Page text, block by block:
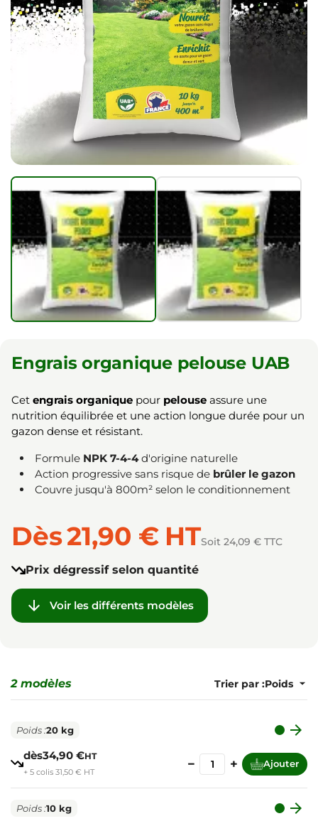
Engrais organique pelouse UAB
Cet engrais organique pour pelouse assure une
nutrition équilibrée et une action longue durée pour un
gazon dense et résistant.
Formule NPK 7-4-4d'origine naturelle
Action progressive sans risque de brûler le gazon
Couvre jusqu'à 800m² selon le conditionnement
Dès21,90 € HTSoit 24,09 € TTC
Prix dégressif selon quantité
 Voir les différents modèles
2 modèles Trier par :
Poids :20 kg 
dès34,90 €HT
+ 5 colis 31,50 € HT
− + Ajouter
Poids :10 kg 